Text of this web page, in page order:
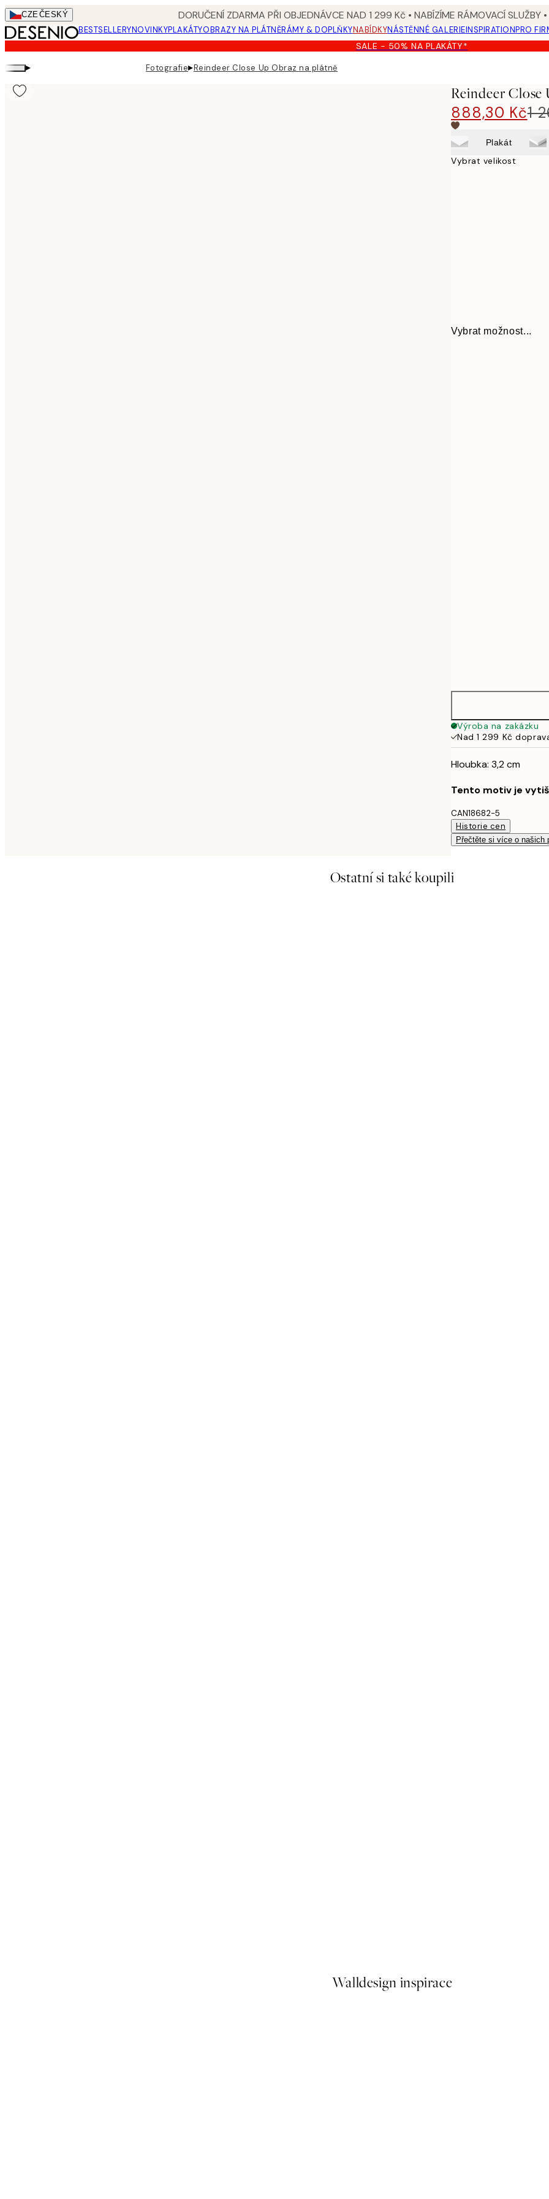
Skip
to
main
content.
CZEČESKÝ DORUČENÍ ZDARMA PŘI OBJEDNÁVCE NAD 1 299 Kč • NABÍZÍME RÁMOVACÍ SLUŽBY
BESTSELLERYNOVINKYPLAKÁTYOBRAZY NA PLÁTNĚRÁMY & DOPLŇKYNABÍDKYNÁSTĚNNÉ GALERIEINSPIRATIONPRO
SALE - 50% NA PLAKÁTY*
▸ Fotografie▸Reindeer Close Up Obraz na plátně
Reindeer Close
888,30 Kč1
Plakát
Vybrat velikost
Vybrat možnost...
Výroba na zakázku
Nad 1 299 Kč
Hloubka: 3,2 cm
Tento motiv je
CAN18682-5
Historie cen
Přečtěte si více o našich
Ostatní si také koupili
Walldesign inspirace